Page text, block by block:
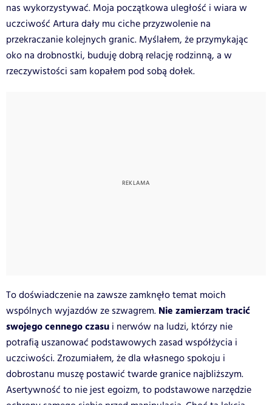
nas wykorzystywać. Moja początkowa uległość i wiara w
uczciwość Artura dały mu ciche przyzwolenie na
przekraczanie kolejnych granic. Myślałem, że przymykając
oko na drobnostki, buduję dobrą relację rodzinną, a w
rzeczywistości sam kopałem pod sobą dołek.
To doświadczenie na zawsze zamknęło temat moich
wspólnych wyjazdów ze szwagrem. Nie zamierzam tracić
swojego cennego czasu i nerwów na ludzi, którzy nie
potrafią uszanować podstawowych zasad współżycia i
uczciwości. Zrozumiałem, że dla własnego spokoju i
dobrostanu muszę postawić twarde granice najbliższym.
Asertywność to nie jest egoizm, to podstawowe narzędzie